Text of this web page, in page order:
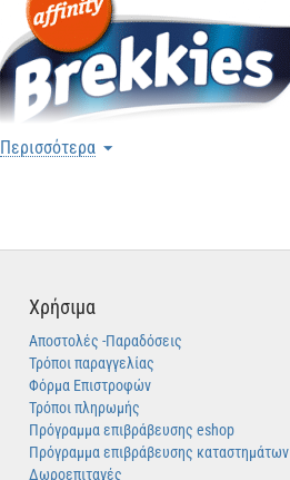
Περισσότερα
Χρήσιμα
Αποστολές -Παραδόσεις
Τρόποι παραγγελίας
Φόρμα Επιστροφών
Τρόποι πληρωμής
Πρόγραμμα επιβράβευσης eshop
Πρόγραμμα επιβράβευσης καταστημάτων
Δωροεπιταγές